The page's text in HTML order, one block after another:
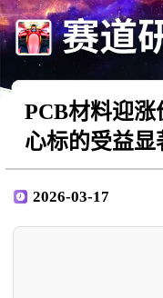
PCB材料迎
心标的受益显
2026-03-17